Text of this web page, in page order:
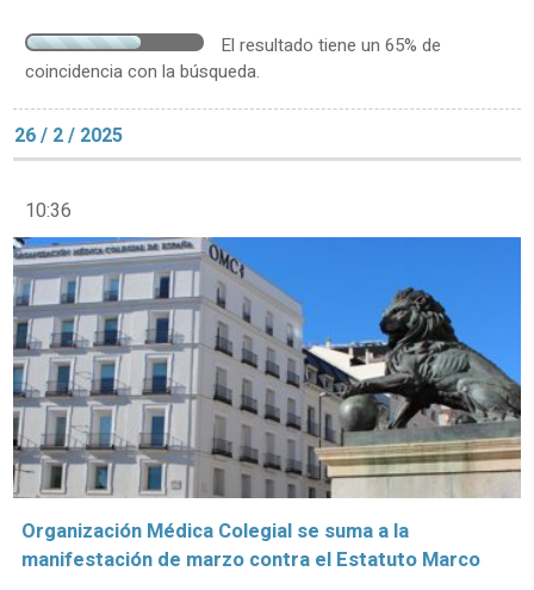
El resultado tiene un 65% de
coincidencia con la búsqueda.
26 / 2 / 2025
10:36
Organización Médica Colegial se suma a la
manifestación de marzo contra el Estatuto Marco